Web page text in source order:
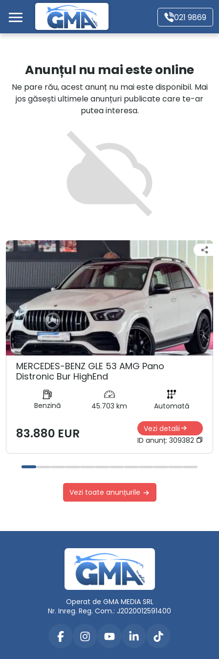
Mergi direct la conținutul principal
021 9869
Autoturisme
Motociclete
Autoutilitare
Alte tipuri vehicule
Anunțul nu mai este online
Ne pare rău, acest anunț nu mai este disponibil. Mai
jos găsești ultimele anunțuri publicate care te-ar
putea interesa.
MERCEDES-BENZ GLE 53 AMG Pano
Distronic Bur HighEnd
Benzină 45.703 km Automată
83.880 EUR
Vezi detalii
ID anunț: 309382
Vezi toate anunțurile
Operat de GMA MEDIA SRL
Nr. Inreg. Reg. Com.: J2020012591400